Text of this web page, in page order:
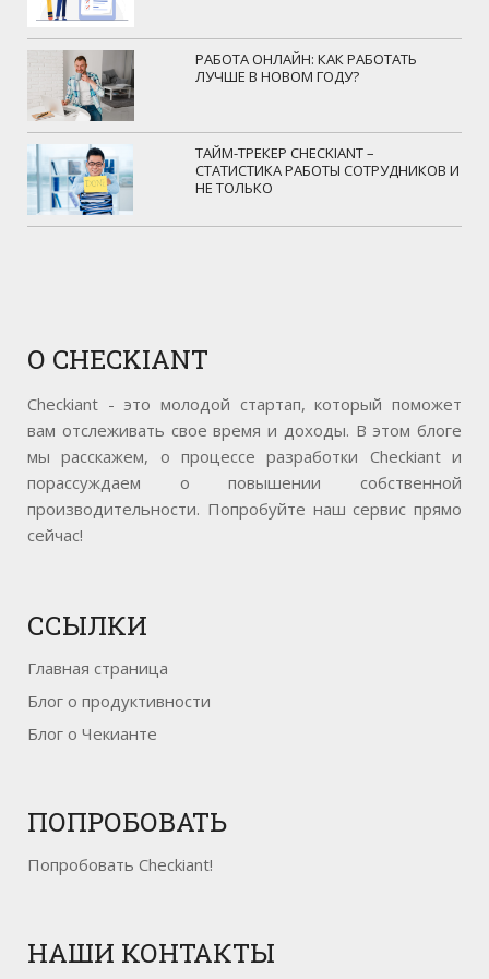
РАБОТА ОНЛАЙН: КАК РАБОТАТЬ
ЛУЧШЕ В НОВОМ ГОДУ?
ТАЙМ-ТРЕКЕР CHECKIANT –
СТАТИСТИКА РАБОТЫ СОТРУДНИКОВ И
НЕ ТОЛЬКО
О CHECKIANT
Checkiant - это молодой стартап, который поможет
вам отслеживать свое время и доходы. В этом блоге
мы расскажем, о процессе разработки Checkiant и
порассуждаем о повышении собственной
производительности. Попробуйте наш сервис прямо
сейчас!
ССЫЛКИ
Главная страница
Блог о продуктивности
Блог о Чекианте
ПОПРОБОВАТЬ
Попробовать Checkiant!
НАШИ КОНТАКТЫ